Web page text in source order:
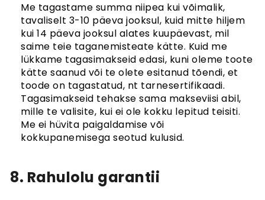
Me tagastame summa niipea kui võimalik,
tavaliselt 3-10 päeva jooksul, kuid mitte hiljem
kui 14 päeva jooksul alates kuupäevast, mil
saime teie taganemisteate kätte. Kuid me
lükkame tagasimakseid edasi, kuni oleme toote
kätte saanud või te olete esitanud tõendi, et
toode on tagastatud, nt tarnesertifikaadi.
Tagasimakseid tehakse sama makseviisi abil,
mille te valisite, kui ei ole kokku lepitud teisiti.
Me ei hüvita paigaldamise või
kokkupanemisega seotud kulusid.
8. Rahulolu garantii